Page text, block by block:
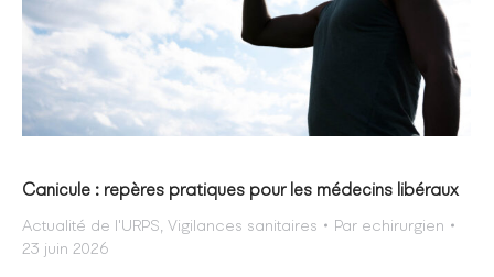
Canicule : repères pratiques pour les médecins libéraux
Actualité de l'URPS, Vigilances sanitaires Par echirurgien
23 juin 2026